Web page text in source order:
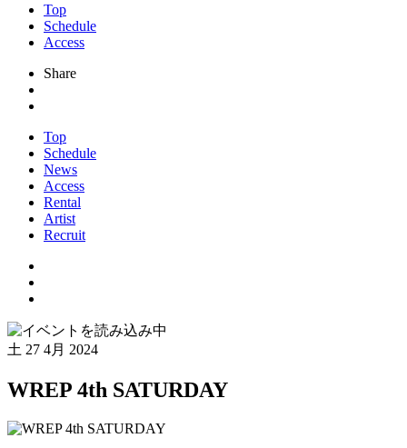
Top
Schedule
Access
Share
Top
Schedule
News
Access
Rental
Artist
Recruit
土 27 4月 2024
WREP 4th SATURDAY